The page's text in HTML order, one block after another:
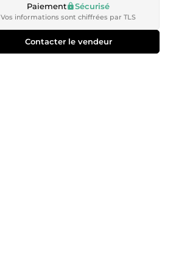
Paiement Sécurisé
Vos informations sont chiffrées par TLS
Contacter le vendeur